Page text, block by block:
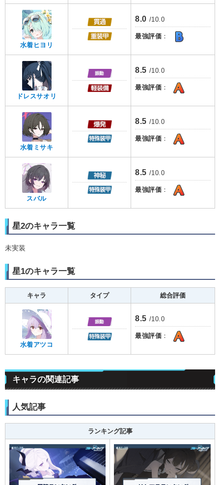
水着ヒヨリ
8.0 /10.0
最強評価 ：
ドレスサオリ
8.5 /10.0
最強評価 ：
水着ミサキ
8.5 /10.0
最強評価 ：
スバル
8.5 /10.0
最強評価 ：
星2のキャラ一覧
未実装
星1のキャラ一覧
キャラ タイプ 総合評価
水着アツコ
8.5 /10.0
最強評価 ：
キャラの関連記事
人気記事
ランキング記事